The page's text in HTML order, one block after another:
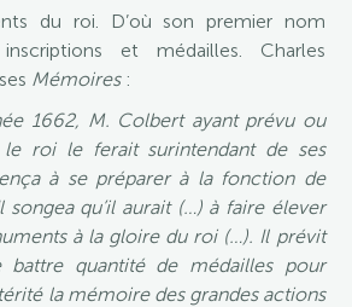
du roi. D’où son premier nom
et médailles. Charles
Mémoires:
1662, M. Colbert ayant prévu ou
le roi le ferait surintendant de ses
à se préparer à la fonction de
qu’il aurait (…) à faire élever
à la gloire du roi (…). Il prévit
battre quantité de médailles pour
la mémoire des grandes actions